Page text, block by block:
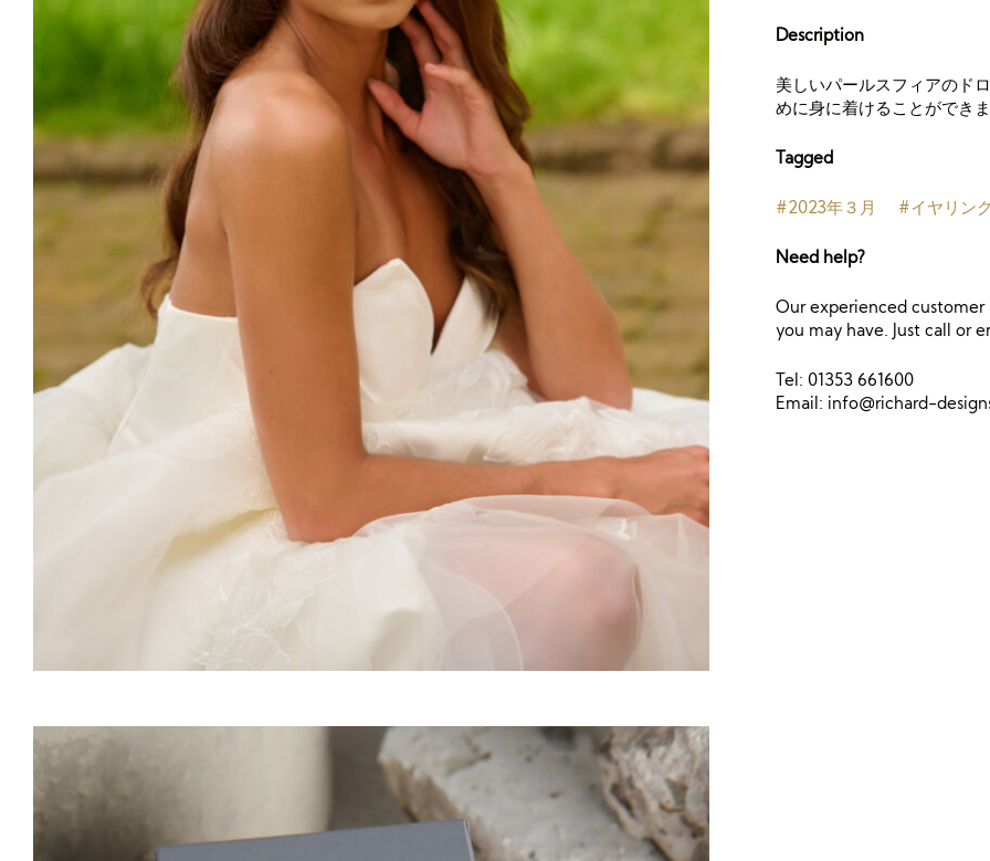
Description
美しいパールスフィアのド
めに身に着けることができま
Tagged
#2023年３月 #イヤリン
Need help?
Our experienced
you may have. Just call or
Tel: 01353 661600
Email: info@richard-